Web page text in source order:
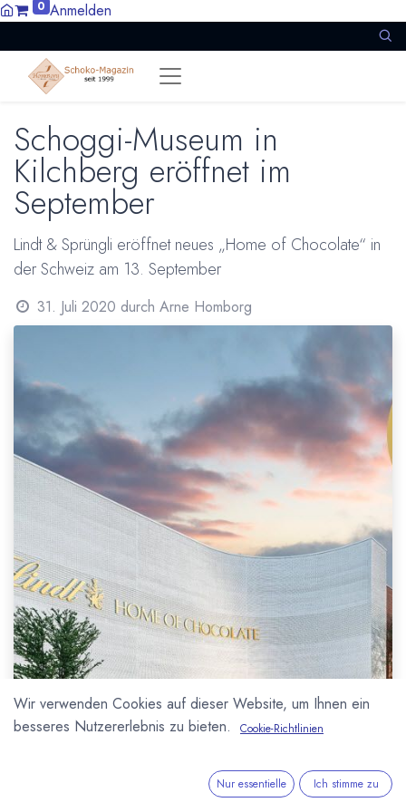
0 Anmelden
Schoggi-Museum in
Kilchberg eröffnet im
September
Lindt & Sprüngli eröffnet neues „Home of Chocolate“ in
der Schweiz am 13. September
31. Juli 2020 durch Arne Homborg
Wir verwenden Cookies auf dieser Website, um Ihnen ein
besseres Nutzererlebnis zu bieten.
Cookie-Richtlinien
Nur essentielle Ich stimme zu